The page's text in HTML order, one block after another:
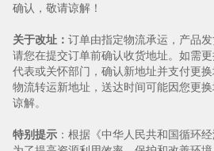
确认，敬请谅解！
关于改址： 订单由指定物流承运，产品
请您在提交订单前确认收货地址。如需
代表或关怀部门，确认新地址并支付更
物流转运新地址，送达时间可能因您更
谅解。
特别提示 ：根据《中华人民共和国循环